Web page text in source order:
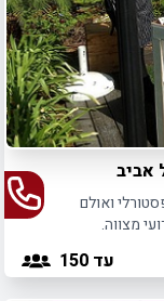
אביב
ואולם
מצווה.
עד 150